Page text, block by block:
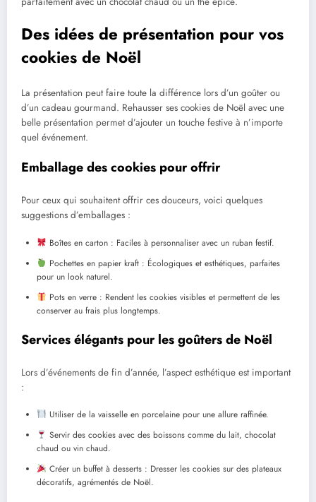
Des idées de présentation pour vos
cookies de Noël
La présentation peut faire toute la différence lors d’un goûter ou
d’un cadeau gourmand. Rehausser ses cookies de Noël avec une
belle présentation permet d’ajouter un touche festive à n’importe
quel événement.
Emballage des cookies pour offrir
Pour ceux qui souhaitent offrir ces douceurs, voici quelques
suggestions d’emballages :
Boîtes en carton : Faciles à personnaliser avec un ruban festif.
Pochettes en papier kraft : Écologiques et esthétiques, parfaites
pour un look naturel.
Pots en verre : Rendent les cookies visibles et permettent de les
conserver au frais plus longtemps.
Services élégants pour les goûters de Noël
Lors d’événements de fin d’année, l’aspect esthétique est important
:
Utiliser de la vaisselle en porcelaine pour une allure raffinée.
Servir des cookies avec des boissons comme du lait, chocolat
chaud ou vin chaud.
Créer un buffet à desserts : Dresser les cookies sur des plateaux
décoratifs, agrémentés de Noël.